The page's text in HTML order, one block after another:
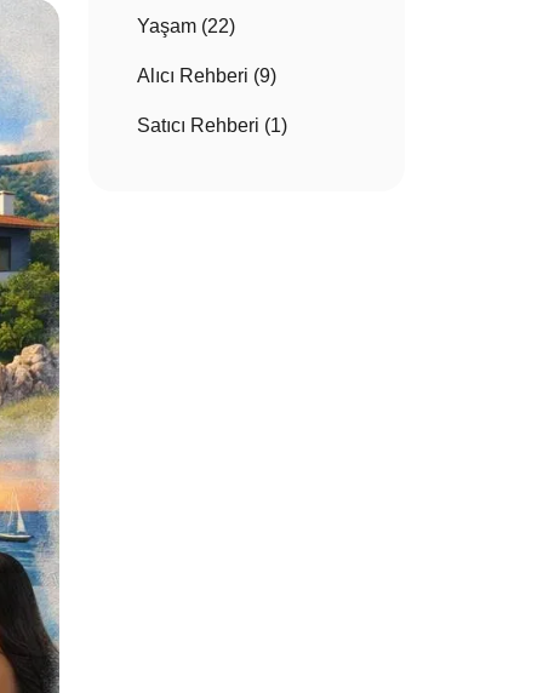
Yaşam (22)
Alıcı Rehberi (9)
Satıcı Rehberi (1)